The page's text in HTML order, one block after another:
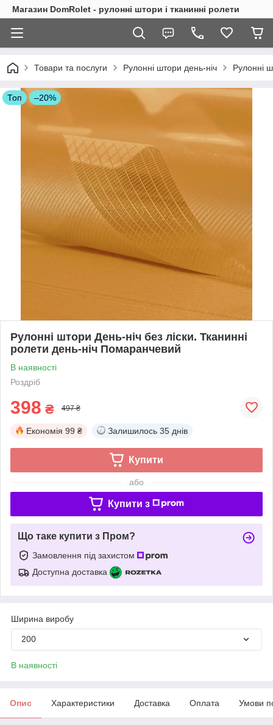
Магазин DomRolet - рулонні штори і тканинні ролети
Товари та послуги Рулонні штори день-ніч Рулонні
Топ –20%
Рулонні штори День-ніч без ліски. Тканинні
ролети день-ніч Помаранчевий
В наявності
Роздріб
398 ₴ 497 ₴
Економія 99 ₴ Залишилось 35 днів
Купити
або
Купити з
Що таке купити з Пром?
Замовлення під захистом
Доступна доставка
Ширина виробу
200
В наявності
Опис Характеристики Доставка Оплата Умови